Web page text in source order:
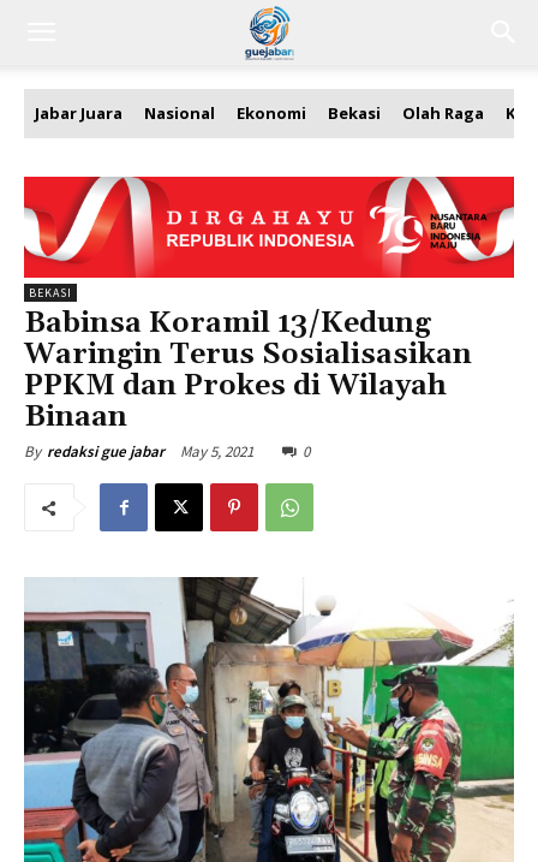
Jabar Juara Nasional Ekonomi Bekasi Olah Raga
BEKASI
Babinsa Koramil 13/Kedung
Waringin Terus Sosialisasikan
PPKM dan Prokes di Wilayah
Binaan
By redaksi gue jabar May 5, 2021 0